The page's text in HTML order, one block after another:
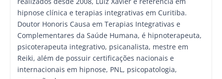
hipnose clínica e terapias integrativas em Curitiba.
Doutor Honoris Causa em Terapias Integrativas e
Complementares da Saúde Humana, é hipnoterapeuta,
psicoterapeuta integrativo, psicanalista, mestre em
Reiki, além de possuir certificações nacionais e
internacionais em hipnose, PNL, psicopatologia,